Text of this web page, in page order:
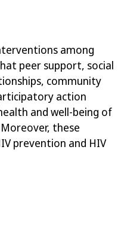
among
peer support, social
community
action
and well-being of
these
prevention and HIV